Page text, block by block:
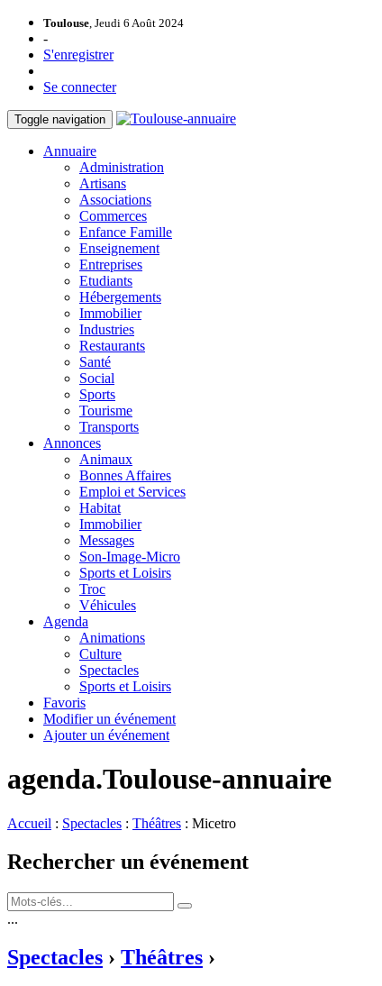
Toulouse, Jeudi 6 Août 2024
-
S'enregistrer
Se connecter
Toggle navigation
Annuaire
Administration
Artisans
Associations
Commerces
Enfance Famille
Enseignement
Entreprises
Etudiants
Hébergements
Immobilier
Industries
Restaurants
Santé
Social
Sports
Tourisme
Transports
Annonces
Animaux
Bonnes Affaires
Emploi et Services
Habitat
Immobilier
Messages
Son-Image-Micro
Sports et Loisirs
Troc
Véhicules
Agenda
Animations
Culture
Spectacles
Sports et Loisirs
Favoris
Modifier un événement
Ajouter un événement
agenda.Toulouse-annuaire
Accueil : Spectacles : Théâtres : Micetro
Rechercher un événement
...
Spectacles › Théâtres ›